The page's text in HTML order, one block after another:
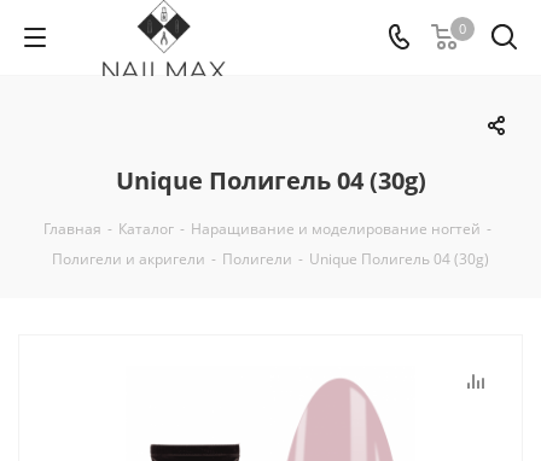
0
Unique Полигель 04 (30g)
Главная - Каталог - Наращивание и моделирование ногтей -
Полигели и акригели - Полигели - Unique Полигель 04 (30g)